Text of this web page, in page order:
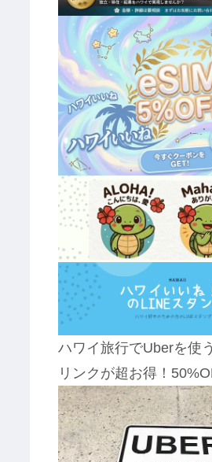
ハワイ旅行でUberを使
リンクが超お得！